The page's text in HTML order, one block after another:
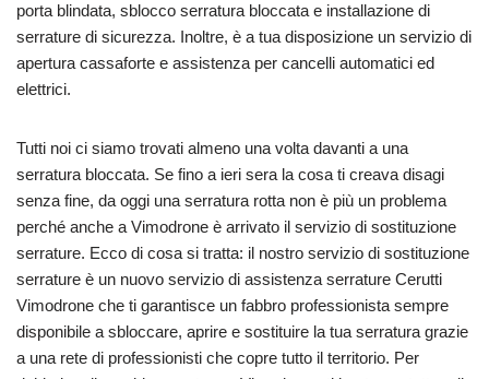
porta blindata, sblocco serratura bloccata e installazione di
serrature di sicurezza. Inoltre, è a tua disposizione un servizio di
apertura cassaforte e assistenza per cancelli automatici ed
elettrici.
Tutti noi ci siamo trovati almeno una volta davanti a una
serratura bloccata. Se fino a ieri sera la cosa ti creava disagi
senza fine, da oggi una serratura rotta non è più un problema
perché anche a Vimodrone è arrivato il servizio di sostituzione
serrature. Ecco di cosa si tratta: il nostro servizio di sostituzione
serrature è un nuovo servizio di assistenza serrature Cerutti
Vimodrone che ti garantisce un fabbro professionista sempre
disponibile a sbloccare, aprire e sostituire la tua serratura grazie
a una rete di professionisti che copre tutto il territorio. Per